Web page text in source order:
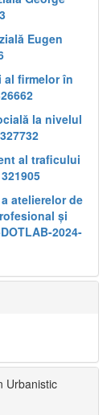
Eugen
al firmelor în
la nivelul
al traficului
atelierelor de
și
2024-
Urbanistic